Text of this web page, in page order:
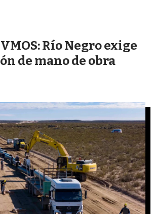
Río Negro exige
de mano de obra